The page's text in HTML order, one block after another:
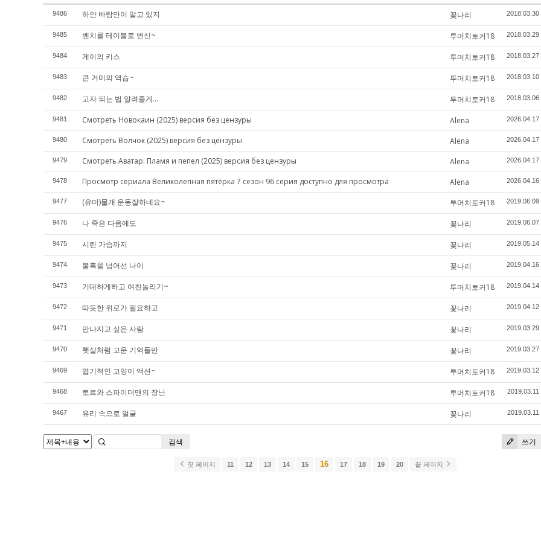
9486 하얀 바람만이 알고 있지 꽃나리 2018.03.30
9485 벤치를 테이블로 변신~ 투머치토커18 2018.03.29
9484 게이의 키스 투머치토커18 2018.03.27
9483 큰 거미의 역습~ 투머치토커18 2018.03.10
9482 고자 되는 법 알려줄게... 투머치토커18 2018.03.06
9481 Смотреть Новокаин (2025) версия без цензуры Alena 2026.04.17
9480 Смотреть Волчок (2025) версия без цензуры Alena 2026.04.17
9479 Смотреть Аватар: Пламя и пепел (2025) версия без цензуры Alena 2026.04.17
9478 Просмотр сериала Великолепная пятёрка 7 сезон 96 серия доступно для просмотра Alena 2026.04.16
9477 (유머)물개 운동잘하네요~ 투머치토커18 2019.06.09
9476 나 죽은 다음에도 꽃나리 2019.06.07
9475 시린 가슴까지 꽃나리 2019.05.14
9474 불혹을 넘어선 나이 꽃나리 2019.04.16
9473 기대하게하고 여친놀리기~ 투머치토커18 2019.04.14
9472 따듯한 위로가 필요하고 꽃나리 2019.04.12
9471 만나지고 싶은 사람 꽃나리 2019.03.29
9470 햇살처럼 고운 기억들만 꽃나리 2019.03.27
9469 엽기적인 고양이 액션~ 투머치토커18 2019.03.12
9468 토르와 스파이더맨의 장난 투머치토커18 2019.03.11
9467 유리 속으로 얼굴 꽃나리 2019.03.11
쓰기
검색
첫 페이지 11 12 13 14 15 16 17 18 19 20 끝 페이지